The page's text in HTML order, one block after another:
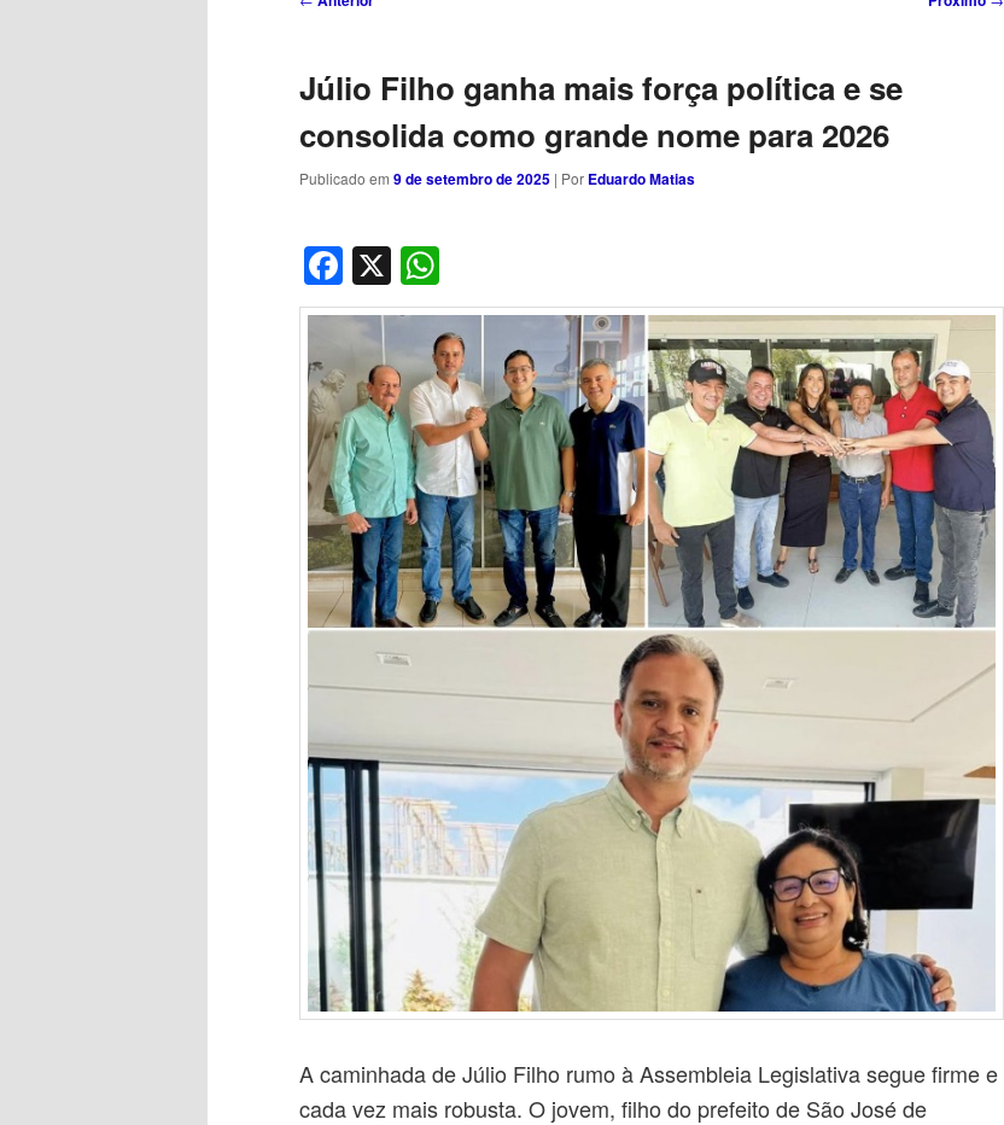
Júlio Filho ganha mais força política e se
consolida como grande nome para 2026
Publicado em 9 de setembro de 2025 | Por Eduardo Matias
Facebook
X
A caminhada de Júlio Filho rumo à Assembleia Legislativa segue firme e
cada vez mais robusta. O jovem, filho do prefeito de São José de